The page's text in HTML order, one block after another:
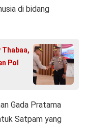
di bidang
Thabaa,
Pol
Gada Pratama
Satpam yang